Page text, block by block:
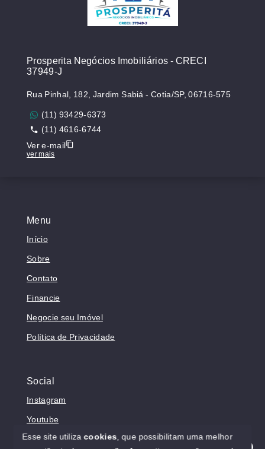
Menu
Início
Sobre
Contato
Financie
Negocie seu Imóvel
Política de Privacidade
Social
Instagram
Youtube
Prosperita Negócios Imobiliários - CRECI
37949-J
Rua Pinhal, 182, Jardim Sabiá - Cotia/SP, 06716-575
(11) 93429-6373
(11) 4616-6744
Ver e-mail
ver mais
Esse site utilizacookies , que possibilitam uma melhor